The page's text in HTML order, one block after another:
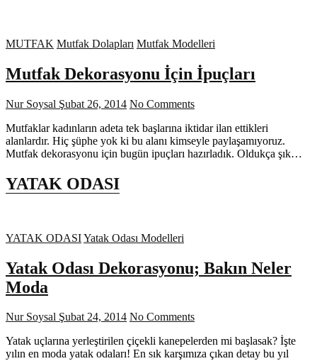
MUTFAK Mutfak Dolapları Mutfak Modelleri
Mutfak Dekorasyonu İçin İpuçları
Nur Soysal Şubat 26, 2014 No Comments
Mutfaklar kadınların adeta tek başlarına iktidar ilan ettikleri
alanlardır. Hiç şüphe yok ki bu alanı kimseyle paylaşamıyoruz.
Mutfak dekorasyonu için bugün ipuçları hazırladık. Oldukça şık…
YATAK ODASI
YATAK ODASIYatak Odası Modelleri
Yatak Odası Dekorasyonu; Bakın Neler
Moda
Nur Soysal Şubat 24, 2014 No Comments
Yatak uçlarına yerleştirilen çiçekli kanepelerden mi başlasak? İşte
yılın en moda yatak odaları! En sık karşımıza çıkan detay bu yıl